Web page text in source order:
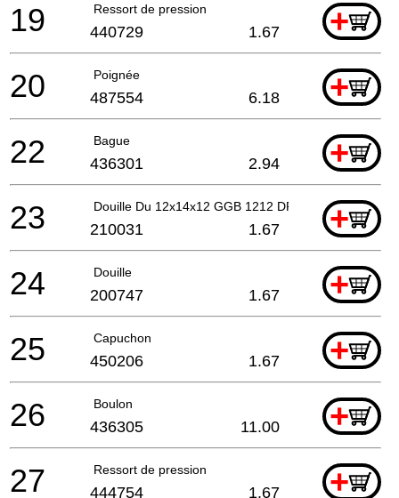
Ressort de pression +
19 440729 1.67
Poignée +
20 487554 6.18
Bague +
22 436301 2.94
Douille Du 12x14x12 GGB 1212 DP4 +
23 210031 1.67
Douille +
24 200747 1.67
Capuchon +
25 450206 1.67
Boulon +
26 436305 11.00
Ressort de pression +
27 444754 1.67